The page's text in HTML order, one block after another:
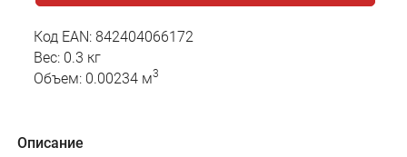
Код EAN: 842404066172
Вес: 0.3 кг
Объем: 0.00234 м3
Описание